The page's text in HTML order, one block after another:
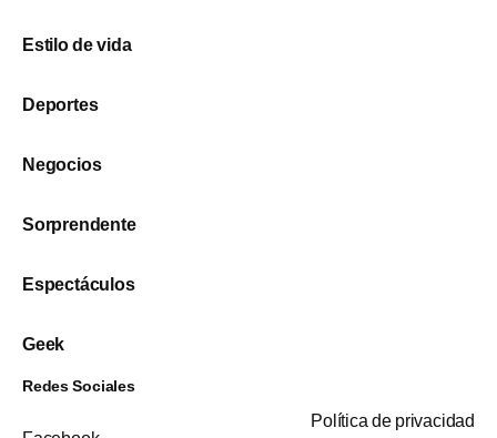
Estilo de vida
Deportes
Negocios
Sorprendente
Espectáculos
Geek
Redes Sociales
Política de privacidad